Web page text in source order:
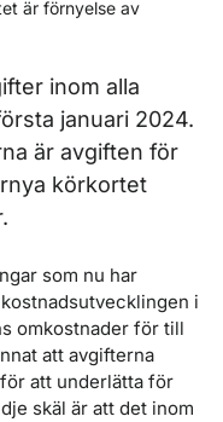
är förnyelse av
inom alla
januari 2024.
är avgiften för
körkortet
som nu har
i
omkostnader för till
att avgifterna
att underlätta för
skäl är att det inom